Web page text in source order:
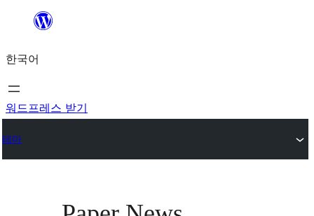
츠
로
바
가
한국어
워드프레스 받기
테마